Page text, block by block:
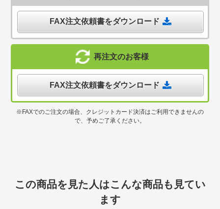
FAX注文依頼書をダウンロード
再注文のお客様
FAX注文依頼書をダウンロード
※FAXでのご注文の場合、クレジットカード決済はご利用できませんの
で、予めご了承ください。
この商品を見た人はこんな商品も見てい
ます